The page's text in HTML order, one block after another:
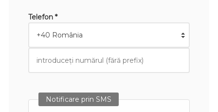
Telefon *
Notificare prin SMS